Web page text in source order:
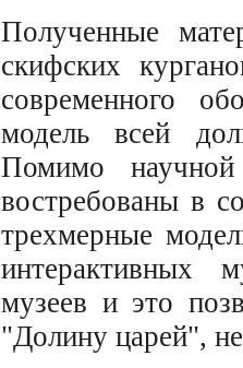
Полученные
скифских
современного
модель всей
Помимо научной
востребованы в
трехмерные
интерактивных
музеев и это
"Долину царей",